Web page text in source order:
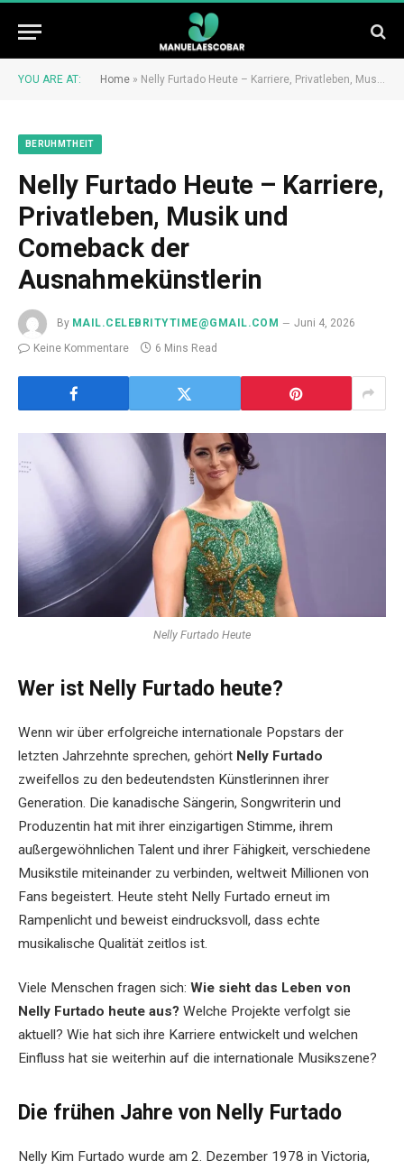
YOU ARE AT: Home » Nelly Furtado Heute – Karriere, Privatleben, Musik und Comeback der Ausnahmekünstlerin
BERUHMTHEIT
Nelly Furtado Heute – Karriere,
Privatleben, Musik und
Comeback der
Ausnahmekünstlerin
By MAIL.CELEBRITYTIME@GMAIL.COM
Juni 4, 2026
Keine Kommentare
6 Mins Read
Nelly Furtado Heute
Wer ist Nelly Furtado heute?
Wenn wir über erfolgreiche internationale Popstars der
letzten Jahrzehnte sprechen, gehört Nelly Furtado
zweifellos zu den bedeutendsten Künstlerinnen ihrer
Generation. Die kanadische Sängerin, Songwriterin und
Produzentin hat mit ihrer einzigartigen Stimme, ihrem
außergewöhnlichen Talent und ihrer Fähigkeit, verschiedene
Musikstile miteinander zu verbinden, weltweit Millionen von
Fans begeistert. Heute steht Nelly Furtado erneut im
Rampenlicht und beweist eindrucksvoll, dass echte
musikalische Qualität zeitlos ist.
Viele Menschen fragen sich: Wie sieht das Leben von
Nelly Furtado heute aus? Welche Projekte verfolgt sie
aktuell? Wie hat sich ihre Karriere entwickelt und welchen
Einfluss hat sie weiterhin auf die internationale Musikszene?
Die frühen Jahre von Nelly Furtado
Nelly Kim Furtado wurde am 2. Dezember 1978 in Victoria,